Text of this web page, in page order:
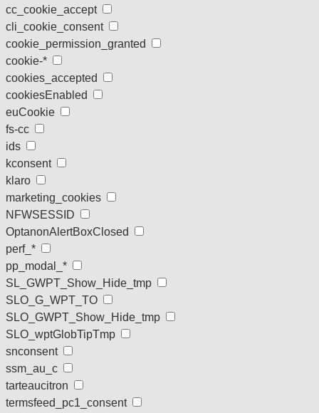
cc_cookie_accept
cli_cookie_consent
cookie_permission_granted
cookie-*
cookies_accepted
cookiesEnabled
euCookie
fs-cc
ids
kconsent
klaro
marketing_cookies
NFWSESSID
OptanonAlertBoxClosed
perf_*
pp_modal_*
SL_GWPT_Show_Hide_tmp
SLO_G_WPT_TO
SLO_GWPT_Show_Hide_tmp
SLO_wptGlobTipTmp
snconsent
ssm_au_c
tarteaucitron
termsfeed_pc1_consent